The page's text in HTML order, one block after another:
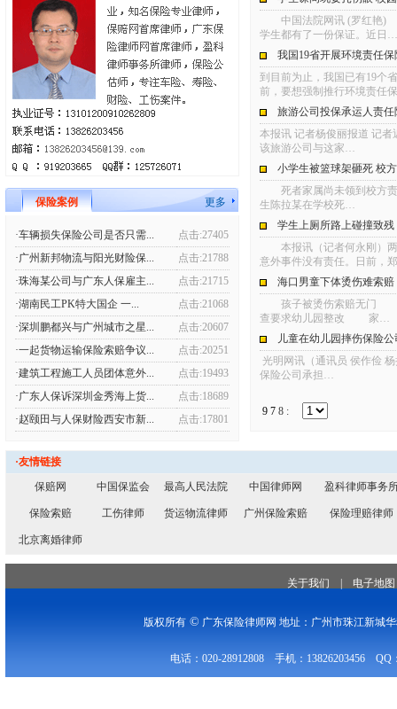
保险案例 更多
·车辆损失保险公司是否只需...
点击:27405
·广州新邦物流与阳光财险保...
点击:21788
·珠海某公司与广东人保雇主...
点击:21715
·湖南民工PK特大国企 一...
点击:21068
·深圳鹏都兴与广州城市之星...
点击:20607
·一起货物运输保险索赔争议...
点击:20251
·建筑工程施工人员团体意外...
点击:19493
·广东人保诉深圳金秀海上货...
点击:18689
·赵颐田与人保财险西安市新...
点击:17801
中国法院网讯 (罗红艳) 小
学生都有了一份保证。近日…
我国19省开展环境责任保
到目前为止，我国已有19个
前，要想强制推行环境责任
旅游公司投保承运人责
本报讯 记者杨俊丽报道 记
该旅游公司与这家…
小学生被篮球架砸死 校
死者家属尚未领到校方
生陈拉某在学校死…
学生上厕所路上碰撞致
本报讯（记者何永刚）两
意外事件没有责任。日前，
海口男童下体烫伤难索
孩子被烫伤索赔无门 缴
查要求幼儿园整改 家…
儿童在幼儿园摔伤保险
光明网讯（通讯员 侯作俭
保险公司承担…
9 7 8 :
·友情链接
保赔网
中国保监会 最高人民法院 中国律师网 盈科律师事务
保险索赔 工伤律师 货运物流律师 广州保险索赔 保险理赔律师
北京离婚律师
关于我们 电子地图
版权所有© 广东保险律师网 地址：广州市珠江新城
电话：020-28912808 手机：13826203456